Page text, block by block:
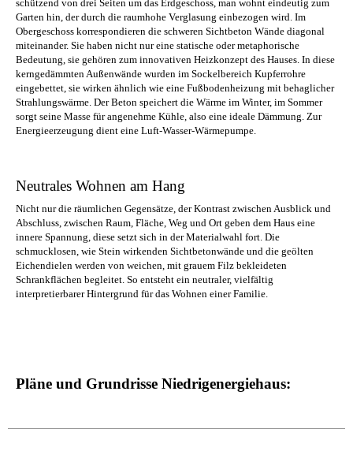
schützend von drei Seiten um das Erdgeschoss, man wohnt eindeutig zum
Garten hin, der durch die raumhohe Verglasung einbezogen wird. Im
Obergeschoss korrespondieren die schweren Sichtbeton Wände diagonal
miteinander. Sie haben nicht nur eine statische oder metaphorische
Bedeutung, sie gehören zum innovativen Heizkonzept des Hauses. In diese
kerngedämmten Außenwände wurden im Sockelbereich Kupferrohre
eingebettet, sie wirken ähnlich wie eine Fußbodenheizung mit behaglicher
Strahlungswärme. Der Beton speichert die Wärme im Winter, im Sommer
sorgt seine Masse für angenehme Kühle, also eine ideale Dämmung. Zur
Energieerzeugung dient eine Luft-Wasser-Wärmepumpe.
Neutrales Wohnen am Hang
Nicht nur die räumlichen Gegensätze, der Kontrast zwischen Ausblick und
Abschluss, zwischen Raum, Fläche, Weg und Ort geben dem Haus eine
innere Spannung, diese setzt sich in der Materialwahl fort. Die
schmucklosen, wie Stein wirkenden Sichtbetonwände und die geölten
Eichendielen werden von weichen, mit grauem Filz bekleideten
Schrankflächen begleitet. So entsteht ein neutraler, vielfältig
interpretierbarer Hintergrund für das Wohnen einer Familie.
Pläne und Grundrisse Niedrigenergiehaus: